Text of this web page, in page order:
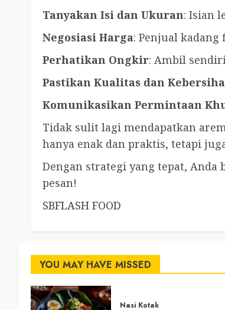
Tanyakan Isi dan Ukuran: Isian
Negosiasi Harga: Penjual kadang
Perhatikan Ongkir: Ambil
Pastikan Kualitas dan
Komunikasikan Permintaan
Tidak sulit lagi mendapatkan
hanya enak dan praktis, tetapi
Dengan strategi yang tepat, Anda
pesan!
SBFLASH FOOD
YOU MAY HAVE MISSED
Nasi Kotak